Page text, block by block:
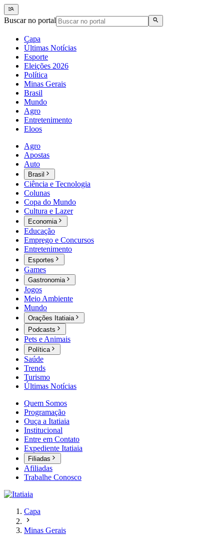
Buscar no portal
Capa
Últimas Notícias
Esporte
Eleições 2026
Política
Minas Gerais
Brasil
Mundo
Agro
Entretenimento
Eloos
Agro
Apostas
Auto
Brasil
Ciência e Tecnologia
Colunas
Copa do Mundo
Cultura e Lazer
Economia
Educação
Emprego e Concursos
Entretenimento
Esportes
Games
Gastronomia
Jogos
Meio Ambiente
Mundo
Orações Itatiaia
Podcasts
Pets e Animais
Política
Saúde
Trends
Turismo
Últimas Notícias
Quem Somos
Programação
Ouça a Itatiaia
Institucional
Entre em Contato
Expediente Itatiaia
Filiadas
Afiliadas
Trabalhe Conosco
Capa
Minas Gerais